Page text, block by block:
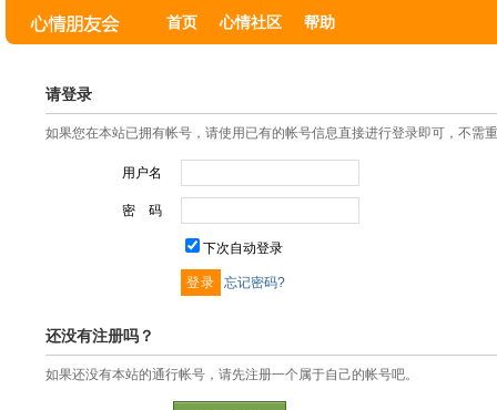
首页 心情社区 帮助
请登录
如果您在本站已拥有帐号，请使用已有的帐号信息直接进行登录即可，不需
用户名
密 码
下次自动登录
忘记密码?
还没有注册吗？
如果还没有本站的通行帐号，请先注册一个属于自己的帐号吧。